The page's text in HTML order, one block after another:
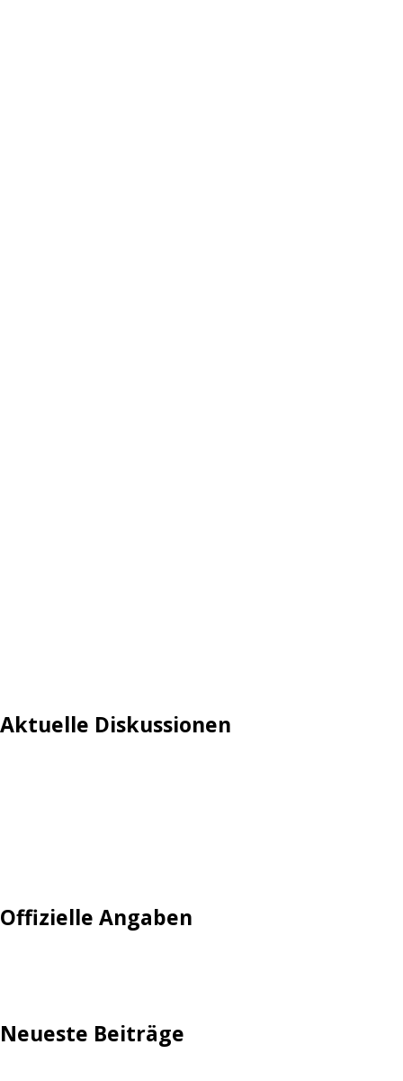
Aktuelle Diskussionen
Offizielle Angaben
Neueste Beiträge